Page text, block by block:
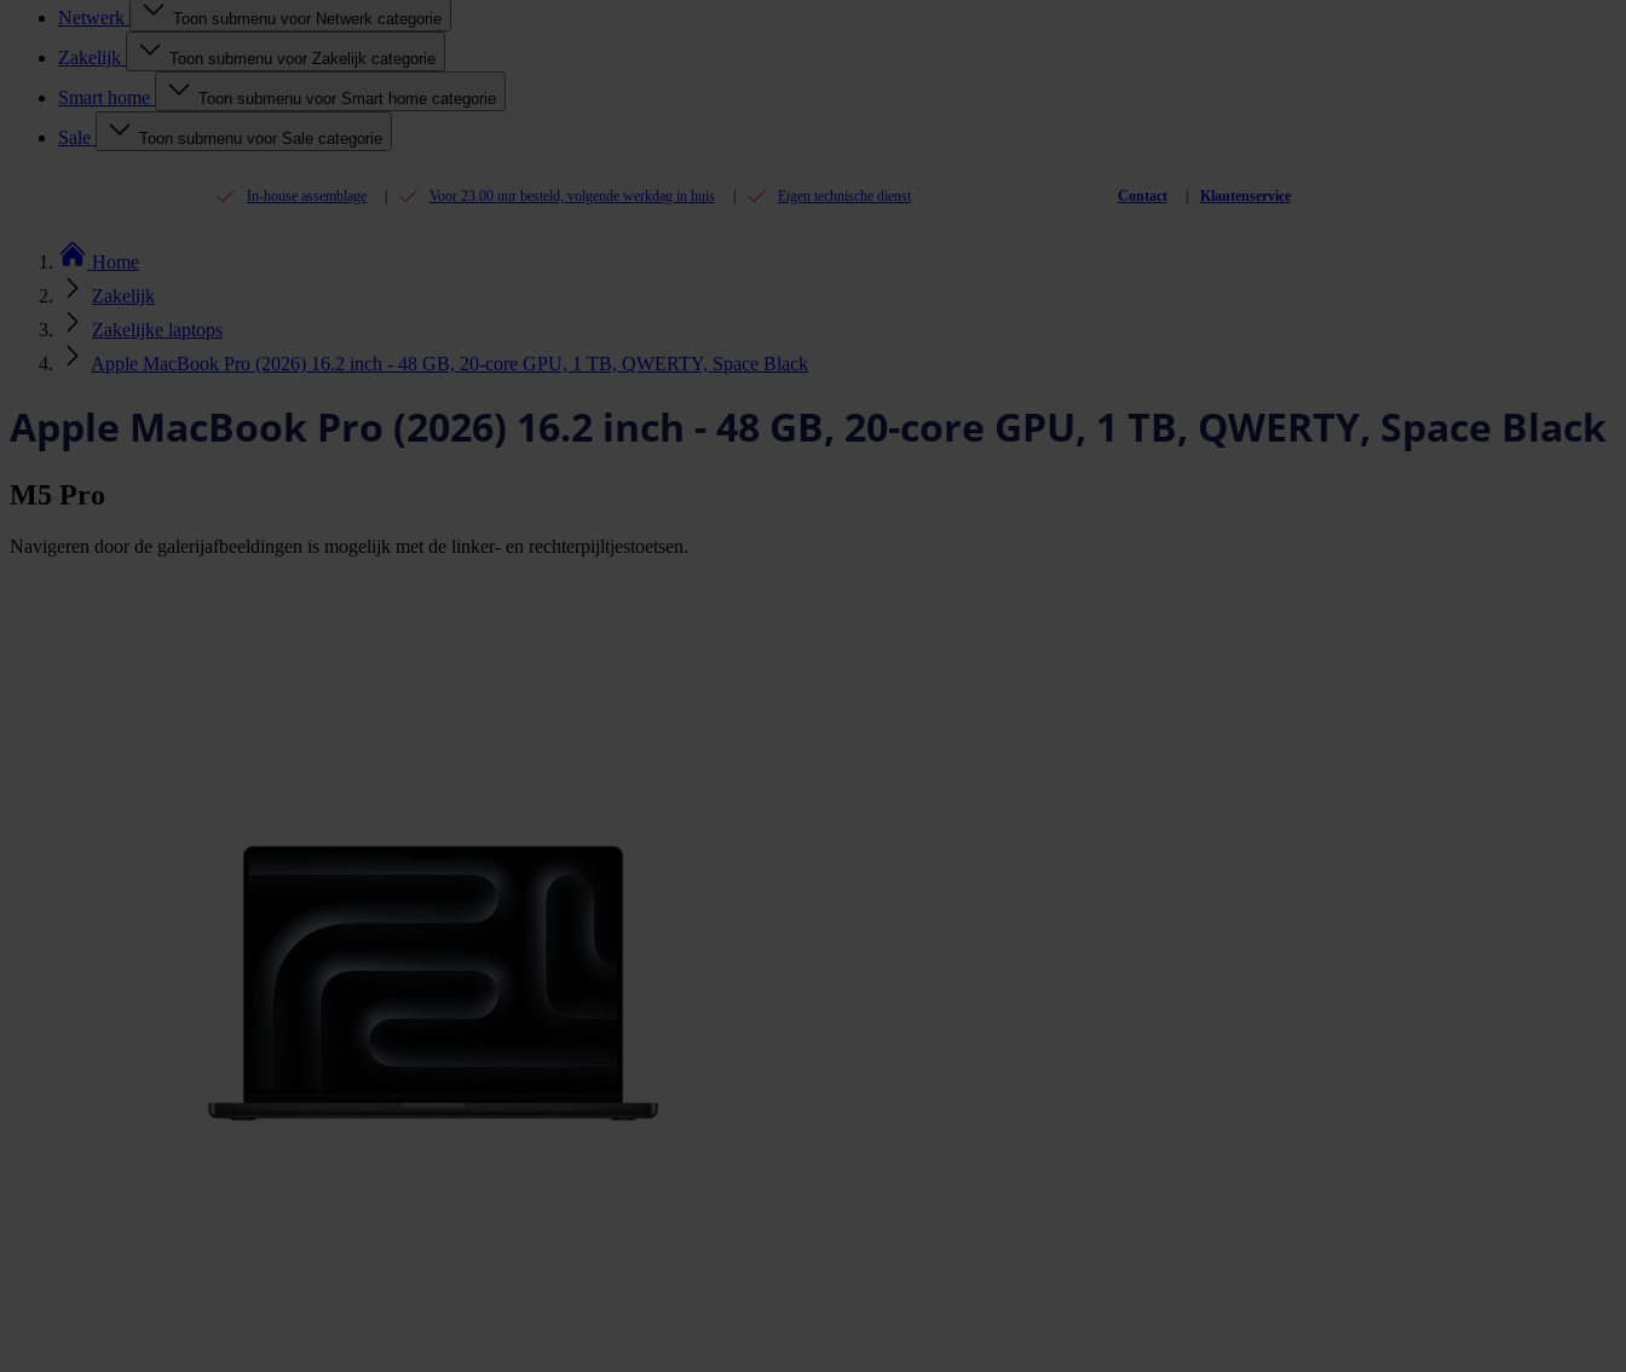
Netwerk Toon submenu voor Netwerk categorie
Zakelijk Toon submenu voor Zakelijk categorie
Smart home Toon submenu voor Smart home categorie
Sale Toon submenu voor Sale categorie
In-house assemblage Voor 23.00 uur besteld, volgende werkdag in huis Eigen technische dienst Contact Klantenservice
Home
Zakelijk
Zakelijke laptops
Apple MacBook Pro (2026) 16.2 inch - 48 GB, 20-core GPU, 1 TB, QWERTY, Space Black
Apple MacBook Pro (2026) 16.2 inch - 48 GB, 20-core GPU, 1 TB, QWERTY, Space Black
M5 Pro
Navigeren door de galerijafbeeldingen is mogelijk met de linker- en rechterpijltjestoetsen.